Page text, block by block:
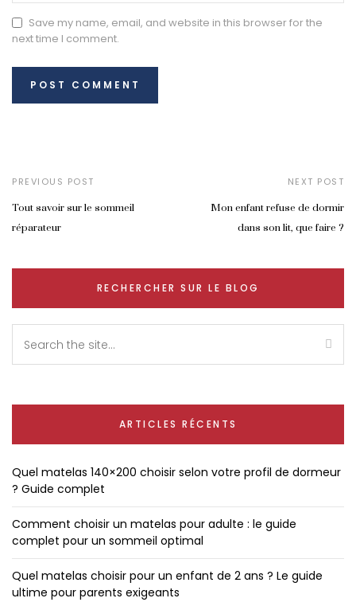
Save my name, email, and website in this browser for the
next time I comment.
PREVIOUS POST
Tout savoir sur le sommeil
réparateur
NEXT POST
Mon enfant refuse de dormir
dans son lit, que faire ?
RECHERCHER SUR LE BLOG
ARTICLES RÉCENTS
Quel matelas 140×200 choisir selon votre profil de dormeur
? Guide complet
Comment choisir un matelas pour adulte : le guide
complet pour un sommeil optimal
Quel matelas choisir pour un enfant de 2 ans ? Le guide
ultime pour parents exigeants